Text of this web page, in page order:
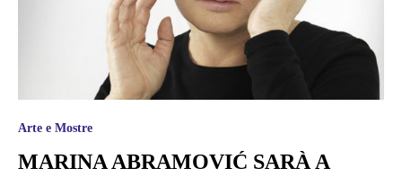
Arte e Mostre
MARINA ABRAMOVIĆ SARÀ A